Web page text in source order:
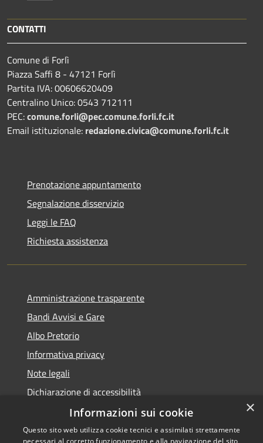
CONTATTI
Comune di Forlì
Piazza Saffi 8 - 47121 Forlì
Partita IVA: 00606620409
Centralino Unico: 0543 712111
PEC:comune.forli@pec.comune.forli.fc.it
Email istituzionale: redazione.civica@comune.forli.fc.it
Prenotazione appuntamento
Segnalazione disservizio
Leggi le FAQ
Richiesta assistenza
Amministrazione trasparente
Bandi Avvisi e Gare
Albo Pretorio
Informativa privacy
Note legali
Dichiarazione di accessibilità
×
Informazioni sui cookie
Questo sito web utilizza cookie tecnici e assimilati strettamente
necessari al corretto funzionamento e alla navigazione del sito,